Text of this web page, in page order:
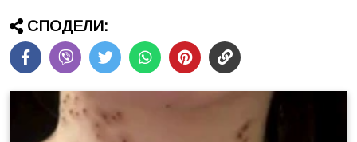
СПОДЕЛИ: